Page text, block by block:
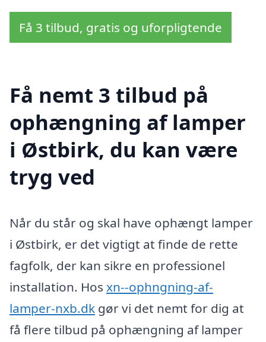
Få 3 tilbud, gratis og uforpligtende
Få nemt 3 tilbud på
ophængning af lamper
i Østbirk, du kan være
tryg ved
Når du står og skal have ophængt lamper
i Østbirk, er det vigtigt at finde de rette
fagfolk, der kan sikre en professionel
installation. Hos xn--ophngning-af-
lamper-nxb.dk gør vi det nemt for dig at
få flere tilbud på ophængning af lamper